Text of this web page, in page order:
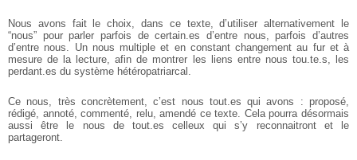
Nous avons fait le choix, dans ce texte, d’utiliser alternativement le
“nous” pour parler parfois de certain.es d’entre nous, parfois d’autres
d’entre nous. Un nous multiple et en constant changement au fur et à
mesure de la lecture, afin de montrer les liens entre nous tou.te.s, les
perdant.es du système hétéropatriarcal.
Ce nous, très concrètement, c’est nous tout.es qui avons : proposé,
rédigé, annoté, commenté, relu, amendé ce texte. Cela pourra désormais
aussi être le nous de tout.es celleux qui s’y reconnaitront et le
partageront.